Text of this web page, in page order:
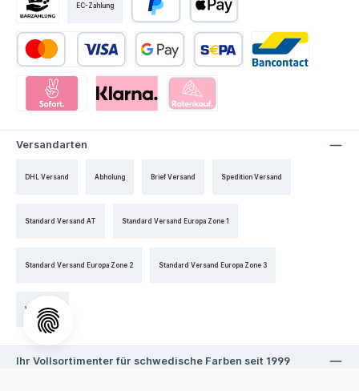
EC-Zahlung
Versandarten
DHL Versand Abholung Brief Versand Spedition Versand
Standard Versand AT Standard Versand Europa Zone 1
Standard Versand Europa Zone 2 Standard Versand Europa Zone 3
Warenpost
Ihr Vollsortimenter für schwedische Farben seit 1999